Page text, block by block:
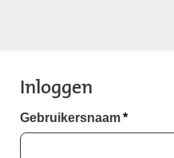
Inloggen
Gebruikersnaam*